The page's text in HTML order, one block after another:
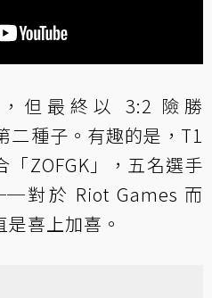
但最終以 3:2 險勝
二種子。有趣的是，T1
ZOFGK」，五名選手
對於 Riot Games 而
喜上加喜。